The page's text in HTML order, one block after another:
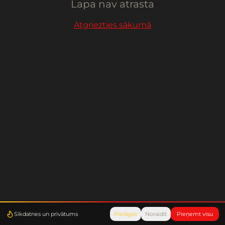
Sīkdatnes un privātums Pielāgot Noraidīt Pieņemt visu
Lapa nav atrasta
Atgriezties sākumā